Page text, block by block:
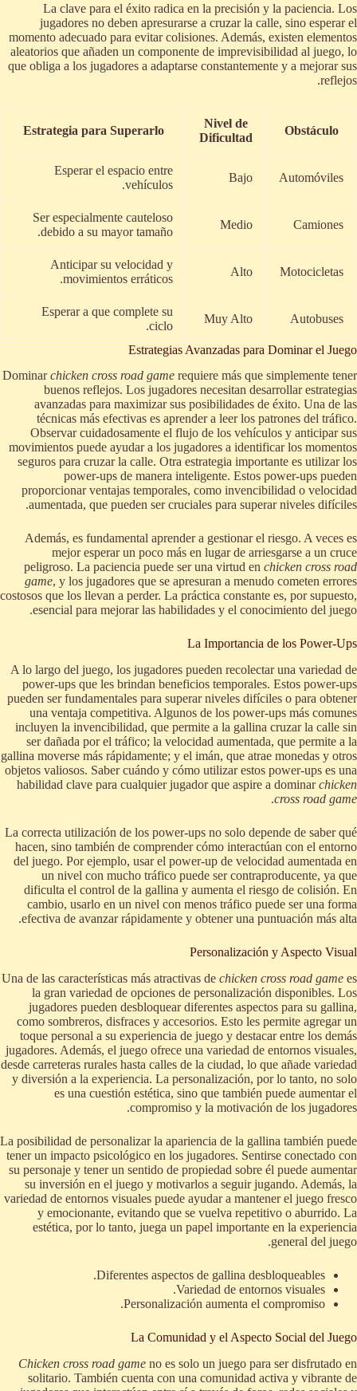
La clave para el éxito radica en la precisión y la paciencia. Los
jugadores no deben apresurarse a cruzar la calle, sino esperar el
momento adecuado para evitar colisiones. Además, existen elementos
aleatorios que añaden un componente de imprevisibilidad al juego, lo
que obliga a los jugadores a adaptarse constantemente y a mejorar sus
reflejos.
Obstáculo
Nivel de
Dificultad
Estrategia para Superarlo
Automóviles
Bajo
Esperar el espacio entre
vehículos.
Camiones
Medio
Ser especialmente cauteloso
debido a su mayor tamaño.
Motocicletas
Alto
Anticipar su velocidad y
movimientos erráticos.
Autobuses
Muy Alto
Esperar a que complete su
ciclo.
Estrategias Avanzadas para Dominar el Juego
Dominarchicken cross road game requiere más que simplemente tener
buenos reflejos. Los jugadores necesitan desarrollar estrategias
avanzadas para maximizar sus posibilidades de éxito. Una de las
técnicas más efectivas es aprender a leer los patrones del tráfico.
Observar cuidadosamente el flujo de los vehículos y anticipar sus
movimientos puede ayudar a los jugadores a identificar los momentos
seguros para cruzar la calle. Otra estrategia importante es utilizar los
power-ups de manera inteligente. Estos power-ups pueden
proporcionar ventajas temporales, como invencibilidad o velocidad
aumentada, que pueden ser cruciales para superar niveles difíciles.
Además, es fundamental aprender a gestionar el riesgo. A veces es
mejor esperar un poco más en lugar de arriesgarse a un cruce
peligroso. La paciencia puede ser una virtud en chicken cross road
game, y los jugadores que se apresuran a menudo cometen errores
costosos que los llevan a perder. La práctica constante es, por supuesto,
esencial para mejorar las habilidades y el conocimiento del juego.
La Importancia de los Power-Ups
A lo largo del juego, los jugadores pueden recolectar una variedad de
power-ups que les brindan beneficios temporales. Estos power-ups
pueden ser fundamentales para superar niveles difíciles o para obtener
una ventaja competitiva. Algunos de los power-ups más comunes
incluyen la invencibilidad, que permite a la gallina cruzar la calle sin
ser dañada por el tráfico; la velocidad aumentada, que permite a la
gallina moverse más rápidamente; y el imán, que atrae monedas y otros
objetos valiosos. Saber cuándo y cómo utilizar estos power-ups es una
habilidad clave para cualquier jugador que aspire a dominarchicken
cross road game
.
La correcta utilización de los power-ups no solo depende de saber qué
hacen, sino también de comprender cómo interactúan con el entorno
del juego. Por ejemplo, usar el power-up de velocidad aumentada en
un nivel con mucho tráfico puede ser contraproducente, ya que
dificulta el control de la gallina y aumenta el riesgo de colisión. En
cambio, usarlo en un nivel con menos tráfico puede ser una forma
efectiva de avanzar rápidamente y obtener una puntuación más alta.
Personalización y Aspecto Visual
Una de las características más atractivas de chicken cross road game es
la gran variedad de opciones de personalización disponibles. Los
jugadores pueden desbloquear diferentes aspectos para su gallina,
como sombreros, disfraces y accesorios. Esto les permite agregar un
toque personal a su experiencia de juego y destacar entre los demás
jugadores. Además, el juego ofrece una variedad de entornos visuales,
desde carreteras rurales hasta calles de la ciudad, lo que añade variedad
y diversión a la experiencia. La personalización, por lo tanto, no solo
es una cuestión estética, sino que también puede aumentar el
compromiso y la motivación de los jugadores.
La posibilidad de personalizar la apariencia de la gallina también puede
tener un impacto psicológico en los jugadores. Sentirse conectado con
su personaje y tener un sentido de propiedad sobre él puede aumentar
su inversión en el juego y motivarlos a seguir jugando. Además, la
variedad de entornos visuales puede ayudar a mantener el juego fresco
y emocionante, evitando que se vuelva repetitivo o aburrido. La
estética, por lo tanto, juega un papel importante en la experiencia
general del juego.
Diferentes aspectos de gallina desbloqueables.
Variedad de entornos visuales.
Personalización aumenta el compromiso.
La Comunidad y el Aspecto Social del Juego
Chicken cross road game no es solo un juego para ser disfrutado en
solitario. También cuenta con una comunidad activa y vibrante de